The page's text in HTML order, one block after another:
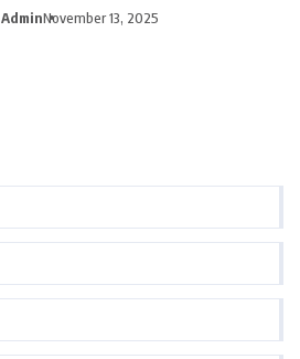
AdminNovember 13, 2025